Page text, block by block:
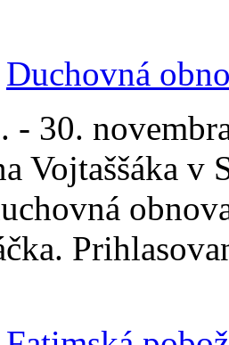
Duchovná
- 30.
Vojtaššáka v